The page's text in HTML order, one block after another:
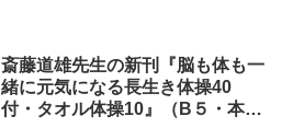
特設サイト▼
斎藤道雄先生の新刊『脳も体も一
緒に元気になる長生き体操40
付・タオル体操10』（B５・本体